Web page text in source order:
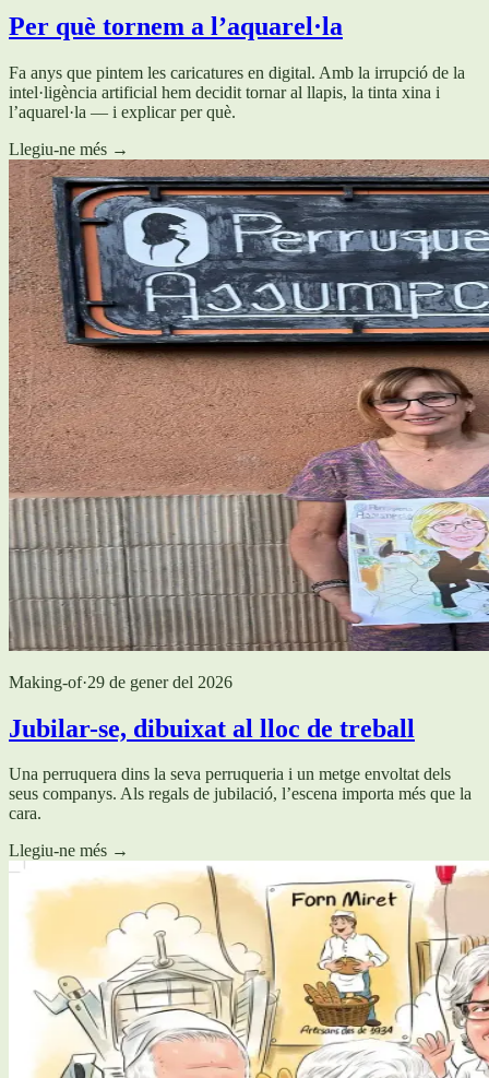
Per què tornem a l’aquarel·la
Fa anys que pintem les caricatures en digital. Amb la irrupció de la
intel·ligència artificial hem decidit tornar al llapis, la tinta xina i
l’aquarel·la — i explicar per què.
Llegiu-ne més →
Making-of·29 de gener del 2026
Jubilar-se, dibuixat al lloc de treball
Una perruquera dins la seva perruqueria i un metge envoltat dels
seus companys. Als regals de jubilació, l’escena importa més que la
cara.
Llegiu-ne més →